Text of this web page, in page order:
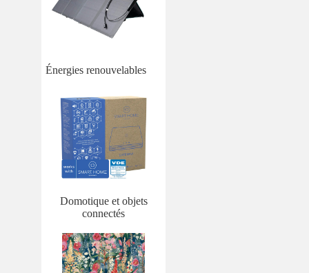
Énergies renouvelables
Domotique et objets
connectés